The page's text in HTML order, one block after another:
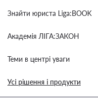
Знайти юриста Liga:BOOK
Академія ЛІГА:ЗАКОН
Теми в центрі уваги
Усі рішення і продукти